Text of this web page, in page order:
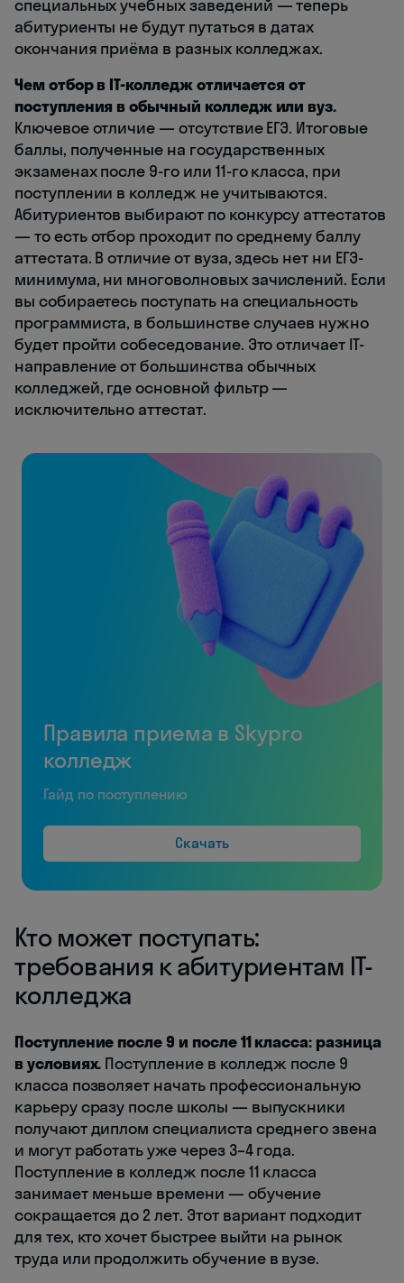
специальных учебных заведений — теперь
абитуриенты не будут путаться в датах
окончания приёма в разных колледжах.
Чем отбор в IT-колледж отличается от
поступления в обычный колледж или вуз.
Ключевое отличие — отсутствие ЕГЭ. Итоговые
баллы, полученные на государственных
экзаменах после 9-го или 11-го класса, при
поступлении в колледж не учитываются.
Абитуриентов выбирают по конкурсу аттестатов
— то есть отбор проходит по среднему баллу
аттестата. В отличие от вуза, здесь нет ни ЕГЭ-
минимума, ни многоволновых зачислений. Если
вы собираетесь поступать на специальность
программиста, в большинстве случаев нужно
будет пройти собеседование. Это отличает IT-
направление от большинства обычных
колледжей, где основной фильтр —
исключительно аттестат.
Правила приема в Skypro
колледж
Гайд по поступлению
Скачать
Кто может поступать:
требования к абитуриентам IT-
колледжа
Поступление после 9 и после 11 класса: разница
в условиях. Поступление в колледж после 9
класса позволяет начать профессиональную
карьеру сразу после школы — выпускники
получают диплом специалиста среднего звена
и могут работать уже через 3–4 года.
Поступление в колледж после 11 класса
занимает меньше времени — обучение
сокращается до 2 лет. Этот вариант подходит
для тех, кто хочет быстрее выйти на рынок
труда или продолжить обучение в вузе.